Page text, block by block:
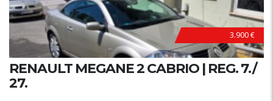
3.900 €
RENAULT MEGANE 2 CABRIO | REG. 7./
27.